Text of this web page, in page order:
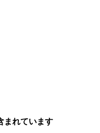
まれています